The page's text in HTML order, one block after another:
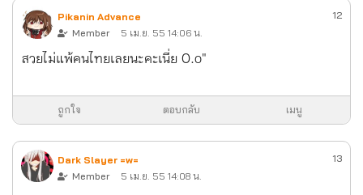
Pikanin Advance
Member
5 เม.ย. 55 14:06 น.
12
สวยไม่แพ้คนไทยเลยนะคะเนี่ย O.o"
ถูกใจ ตอบกลับ เมนู
Dark Slayer =w=
Member
5 เม.ย. 55 14:08 น.
13